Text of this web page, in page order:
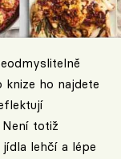
ho najdete
totiž
lehčí a lépe